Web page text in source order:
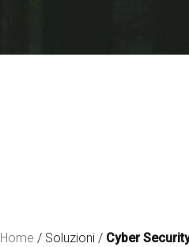
Home / Soluzioni / Cyber